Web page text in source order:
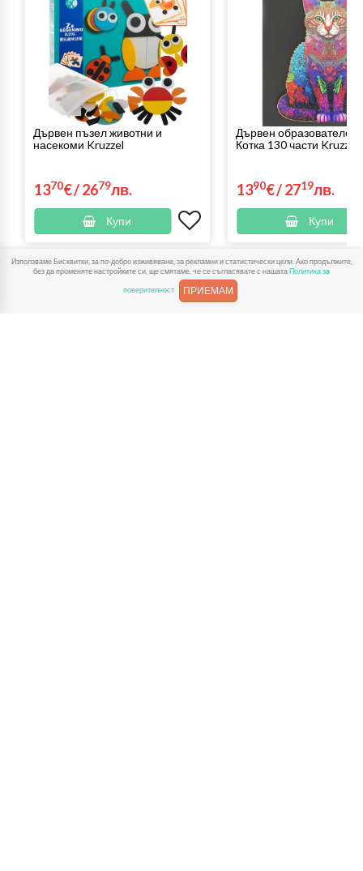
Дървен пъзел животни и
насекоми Kruzzel
1370€/2679лв.
Купи
Дървен образователен
Котка 130 части
1390€/2719лв.
Купи
Разгледай и тези категории
Използваме Бисквитки, за по-добро изживяване, за рекламни и статистически цели. Ако продължите,
без да променяте настройките си, ще смятаме, че се съгласявате с нашатаПолитика за
поверителност ПРИЕМАМ